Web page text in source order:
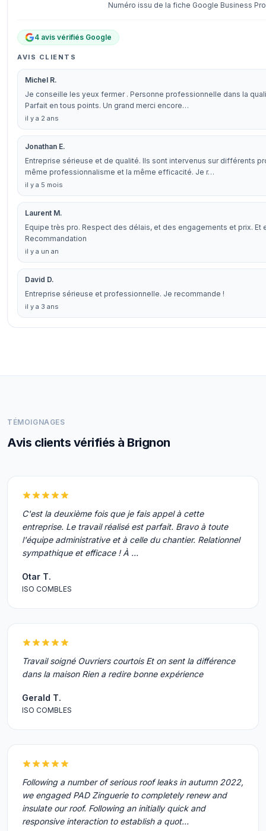
Numéro issu de la fiche Google Business
4 avis vérifiés Google
AVIS CLIENTS
Michel R.
Je conseille les yeux fermer . Personne professionnelle dans la
Parfait en tous points. Un grand merci encore…
il y a 2 ans
Jonathan E.
Entreprise sérieuse et de qualité. Ils sont intervenus sur différents
même professionnalisme et la même efficacité. Je r…
il y a 5 mois
Laurent M.
Equipe très pro. Respect des délais, et des engagements et prix. Et
Recommandation
il y a un an
David D.
Entreprise sérieuse et professionnelle. Je recommande !
il y a 3 ans
TÉMOIGNAGES
Avis clients vérifiés à Brignon
C'est la deuxième fois que je fais appel à cette
entreprise. Le travail réalisé est parfait. Bravo à toute
l'équipe administrative et à celle du chantier. Relationnel
sympathique et efficace ! À …
Otar T.
ISO COMBLES
Travail soigné Ouvriers courtois Et on sent la différence
dans la maison Rien a redire bonne expérience
Gerald T.
ISO COMBLES
Following a number of serious roof leaks in autumn 2022,
we engaged PAD Zinguerie to completely renew and
insulate our roof. Following an initially quick and
responsive interaction to establish a quot…